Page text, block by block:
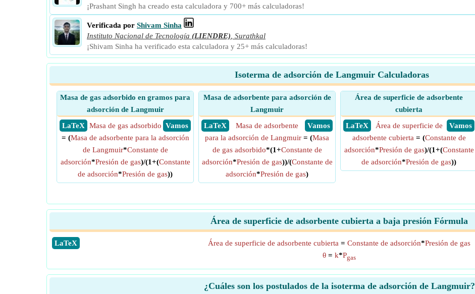
¡Prashant Singh ha creado esta calculadora y 700+ más calculadoras!
Verificada por Shivam Sinha
Instituto Nacional de Tecnología (LIENDRE) Surathkal
¡Shivam Sinha ha verificado esta calculadora y 25+ más calculadoras!
Isoterma de adsorción de Langmuir Calculadoras
Masa de gas adsorbido en gramos para
adsorción de Langmuir
​ LaTeX
​ Vamos
Masa de gas adsorbido
= (Masa de adsorbente para la adsorción
de Langmuir*Constante de
adsorción*Presión de gas)/(1+(Constante
de adsorción*Presión de gas))
Masa de adsorbente para adsorción de
Langmuir
​ LaTeX
​ Vamos
Masa de adsorbente
para la adsorción de Langmuir = (Masa
de gas adsorbido*(1+Constante de
adsorción*Presión de gas))/(Constante de
adsorción*Presión de gas)
Área de superficie de adsorbente
cubierta
​ LaTeX
​ Vamos
Área de superficie de
adsorbente cubierta = (Constante de
adsorción*Presión de gas)/(1+(Constante
de adsorción*Presión de gas))
Área de superficie de adsorbente cubierta a baja presión Fórmula
​LaTeX Área de superficie de adsorbente cubierta = Constante de adsorción*Presión de gas
θ = k*Pgas
¿Cuáles son los postulados de la isoterma de adsorción de Langmuir?